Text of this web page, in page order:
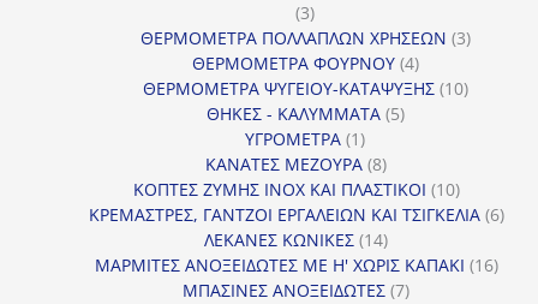
33
προϊόντα
ΘΕΡΜΟΜΕΤΡΑ ΠΟΛΛΑΠΛΩΝ ΧΡΗΣΕΩΝ 33
ΘΕΡΜΟΜΕΤΡΑ ΦΟΥΡΝΟΥ 44
προϊόντα
ΘΕΡΜΟΜΕΤΡΑ ΨΥΓΕΙΟΥ-ΚΑΤΑΨΥΞΗΣ 1010
ΘΗΚΕΣ - ΚΑΛΥΜΜΑΤΑ 55
ΥΓΡΟΜΕΤΡΑ 11
προϊόν
ΚΑΝΑΤΕΣ ΜΕΖΟΥΡΑ 88
προϊόντα
ΚΟΠΤΕΣ ΖΥΜΗΣ INOX ΚΑΙ ΠΛΑΣΤΙΚΟΙ 1010
προϊόντα
ΚΡΕΜΑΣΤΡΕΣ, ΓΑΝΤΖΟΙ ΕΡΓΑΛΕΙΩΝ ΚΑΙ ΤΣΙΓΚΕΛΙΑ 66
ΛΕΚΑΝΕΣ ΚΩΝΙΚΕΣ 1414
προϊόντα
ΜΑΡΜΙΤΕΣ ΑΝΟΞΕΙΔΩΤΕΣ ΜΕ Η' ΧΩΡΙΣ ΚΑΠΑΚΙ 1616
ΜΠΑΣΙΝΕΣ ΑΝΟΞΕΙΔΩΤΕΣ 77